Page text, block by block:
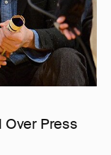
Over Press